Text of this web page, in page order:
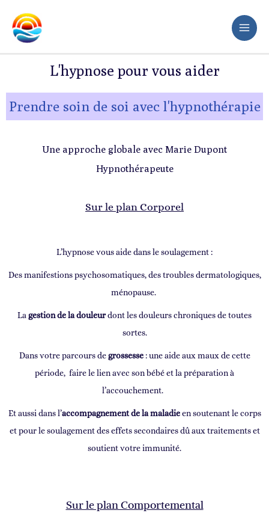
contenu
L'hypnose pour vous aider
Prendre soin de soi avec l'hypnothérapie
Une approche globale avec Marie Dupont
Hypnothérapeute
Sur le plan Corporel
L’hypnose vous aide dans le soulagement :
Des manifestions psychosomatiques, des troubles dermatologiques,
ménopause.
La gestion de la douleurdont les douleurs chroniques de toutes
sortes.
Dans votre parcours degrossesse: une aide aux maux de cette
période, faire le lien avec son bébé et la préparation à
l’accouchement.
Et aussi dans l’accompagnement de la maladieen soutenant le corps
et pour le soulagement des effets secondaires dû aux traitements et
soutient votre immunité.
Sur le plan Comportemental